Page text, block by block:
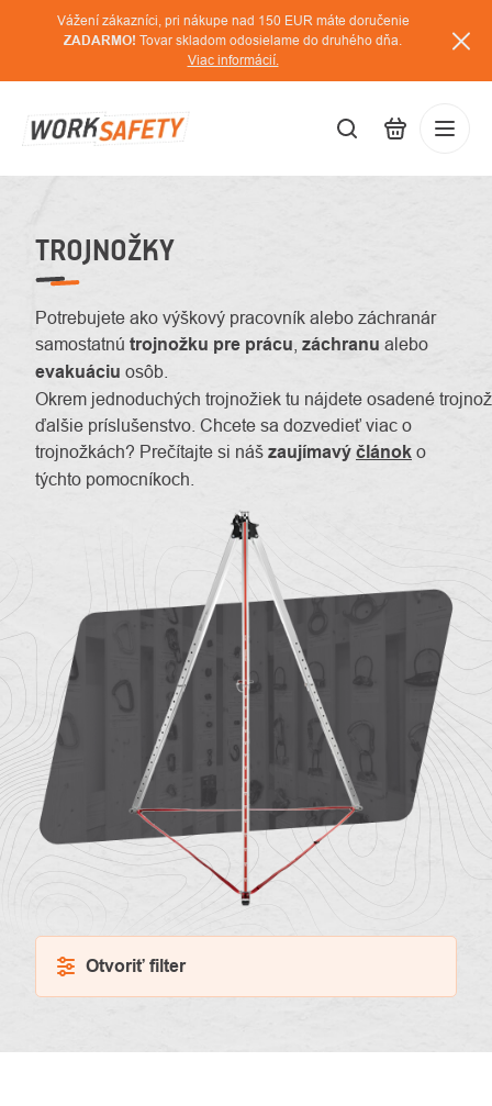
Vážení zákazníci, pri nákupe nad 150 EUR máte doručenie
ZADARMO! Tovar skladom odosielame do druhého dňa.
Viac informácií.
nás
TROJNOŽKY
Potrebujete ako výškový pracovník alebo záchranár
samostatnú trojnožku pre prácu záchranu alebo
evakuáciu osôb.
Okrem jednoduchých trojnožiek tu nájdete osadené
ďalšie príslušenstvo. Chcete sa dozvedieť viac o
trojnožkách? Prečítajte si náš zaujímavý článok o
týchto pomocníkoch.
Otvoriť filter